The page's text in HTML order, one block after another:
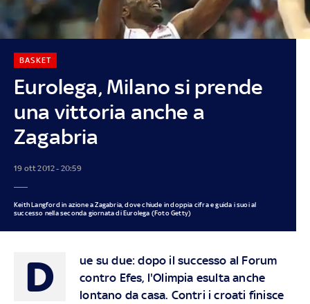
Eurolega, Milano si prende
una vittoria anche a
Zagabria
BASKET
19 ott 2012 - 20:59
Keith Langford in azione a Zagabria, dove chiude in doppia cifra e guida i suoi al
successo nella seconda giornata di Eurolega (Foto Getty)
D
ue su due: dopo il successo al Forum
contro Efes, l'Olimpia esulta anche
lontano da casa. Contri i croati finisce